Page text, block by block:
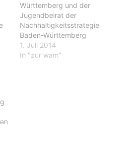
Württemberg und der
Jugendbeirat der
Nachhaltigkeitsstrategie
Baden-Württemberg
möchten mit einer
Schnippeldisko auf dem
1. Juli 2014
In "zur wam"